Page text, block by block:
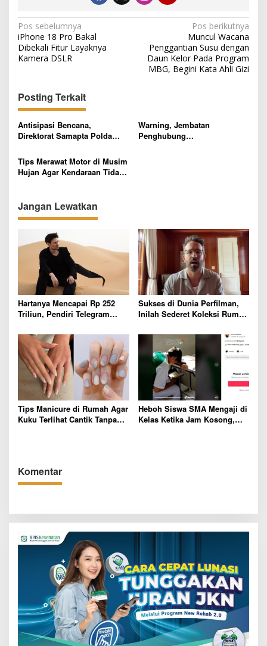
N
a
v
g
a
s
i
p
o
Pos sebelumnya
iPhone 18 Pro Bakal
Dibekali Fitur Layaknya
Kamera DSLR
Pos berikutnya
Muncul Wacana
Penggantian Susu dengan
Daun Kelor Pada Program
MBG, Begini Kata Ahli Gizi
Posting Terkait
Antisipasi Bencana,
Direktorat Samapta Polda
Warning, Jembatan
Penghubung
Tips Merawat Motor di Musim
Hujan Agar Kendaraan Tidak
Jangan Lewatkan
Hartanya Mencapai Rp 252
Triliun, Pendiri Telegram
Sederhana dan Tak Mempan
Godaan Dunia
Sukses di Dunia Perfilman,
Inilah Sederet Koleksi Rumah
yang Sangat Nyaman Dihuni
Tips Manicure di Rumah Agar
Kuku Terlihat Cantik Tanpa
Heboh Siswa SMA Mengaji di
Kelas Ketika Jam Kosong,
Komentar